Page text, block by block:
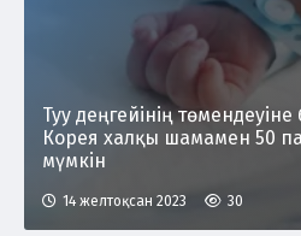
Туу деңгейінің
Корея халқы шамамен 50
мүмкін
14 желтоқсан 2023 30